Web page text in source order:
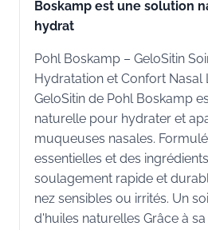
Boskamp est une solution
hydrat
Pohl Boskamp – GeloSitin
Hydratation et Confort Nasal
GeloSitin de Pohl Boskamp
naturelle pour hydrater et
muqueuses nasales.
essentielles et des
soulagement rapide et
nez sensibles ou irrités. Un
d'huiles naturelles Grâce à